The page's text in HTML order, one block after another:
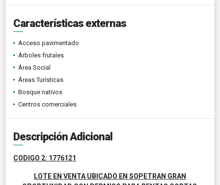
Características externas
Acceso pavimentado
Árboles frutales
Área Social
Áreas Turísticas
Bosque nativos
Centros comerciales
Descripción Adicional
CODIGO 2: 1776121
LOTE EN VENTA UBICADO EN SOPETRAN GRAN